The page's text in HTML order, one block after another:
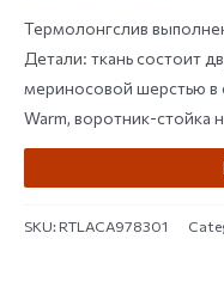
Термолонгслив
Детали: ткань состоит
мериносовой шерстью в
Warm, воротник-стойка
SKU:RTLACA978301